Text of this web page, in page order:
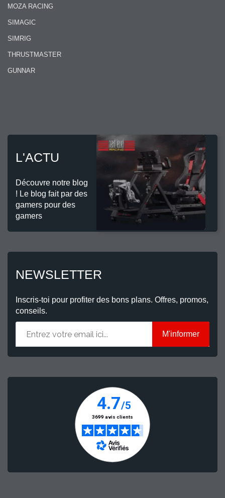
MOZA RACING
SIMAGIC
SIMRIG
THRUSTMASTER
GUNNAR
L'ACTU
Découvre notre blog
! Le blog fait par des
gamers pour des
gamers
NEWSLETTER
Inscris-toi pour profiter des bons plans. Offres, promos,
conseils.
M'informer